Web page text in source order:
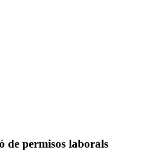
de permisos laborals